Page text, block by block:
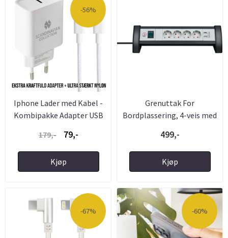
-56%
Iphone Lader med Kabel -
Kombipakke Adapter USB
179,- 79,-
Kjøp
Grenuttak For
Bordplassering, 4-veis med
499,-
Kjøp
-67% -60%